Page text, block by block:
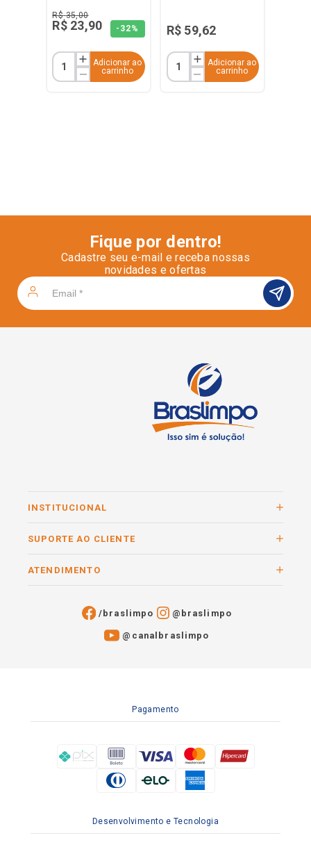
R$ 35,00
R$ 23,90 - 32%
Adicionar ao
carrinho
R$ 59,62
Adicionar ao
carrinho
Fique por dentro!
Cadastre seu e-mail e receba nossas
novidades e ofertas
INSTITUCIONAL
SUPORTE AO CLIENTE
ATENDIMENTO
/braslimpo @braslimpo
@canalbraslimpo​
Pagamento
Desenvolvimento e Tecnologia